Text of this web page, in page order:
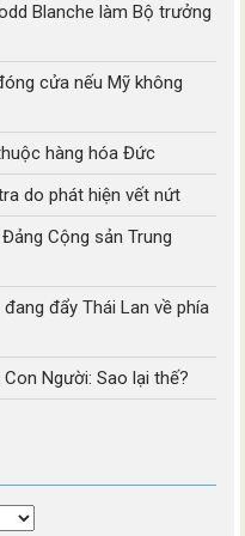
Blanche làm Bộ trưởng
cửa nếu Mỹ không
hàng hóa Đức
do phát hiện vết nứt
Cộng sản Trung
đẩy Thái Lan về phía
Người: Sao lại thế?